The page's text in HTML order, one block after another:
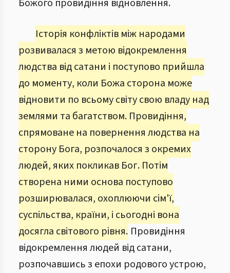
Божого провидіння відновлення.
Історія конфліктів між народами
розвивалася з метою відокремлення
людства від сатани і поступово прийшла
до моменту, коли Божа сторона може
відновити по всьому світу свою владу над
землями та багатством. Провидіння,
спрямоване на повернення людства на
сторону Бога, розпочалося з окремих
людей, яких покликав Бог. Потім
створена ними основа поступово
розширювалася, охоплюючи сім'ї,
суспільства, країни, і сьогодні вона
досягла світового рівня. Провидіння
відокремлення людей від сатани,
розпочавшись з епохи родового устрою,